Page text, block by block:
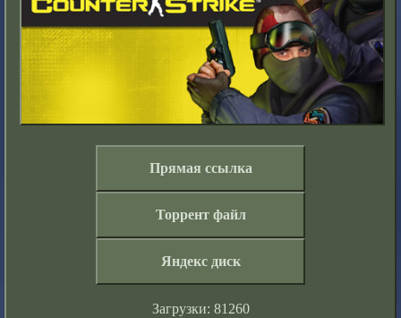
Прямая ссылка
Торрент файл
Яндекс диск
Загрузки: 81260